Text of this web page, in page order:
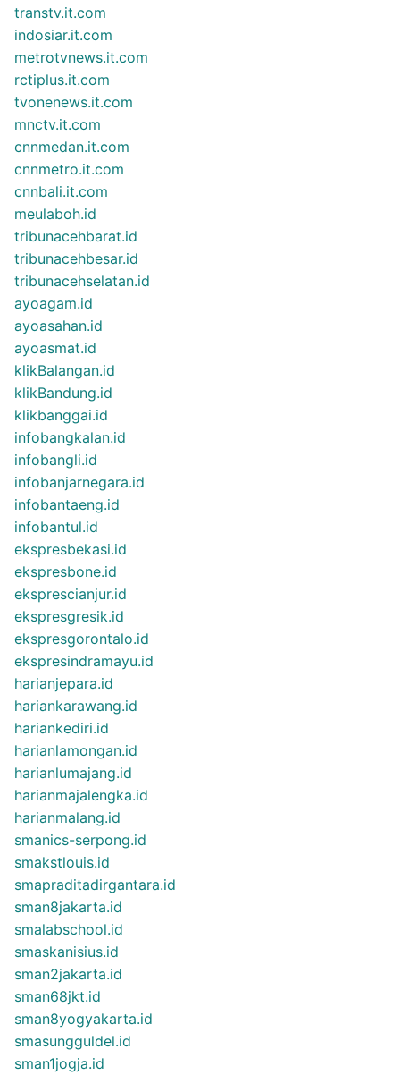
transtv.it.com
indosiar.it.com
metrotvnews.it.com
rctiplus.it.com
tvonenews.it.com
mnctv.it.com
cnnmedan.it.com
cnnmetro.it.com
cnnbali.it.com
meulaboh.id
tribunacehbarat.id
tribunacehbesar.id
tribunacehselatan.id
ayoagam.id
ayoasahan.id
ayoasmat.id
klikBalangan.id
klikBandung.id
klikbanggai.id
infobangkalan.id
infobangli.id
infobanjarnegara.id
infobantaeng.id
infobantul.id
ekspresbekasi.id
ekspresbone.id
eksprescianjur.id
ekspresgresik.id
ekspresgorontalo.id
ekspresindramayu.id
harianjepara.id
hariankarawang.id
hariankediri.id
harianlamongan.id
harianlumajang.id
harianmajalengka.id
harianmalang.id
smanics-serpong.id
smakstlouis.id
smapraditadirgantara.id
sman8jakarta.id
smalabschool.id
smaskanisius.id
sman2jakarta.id
sman68jkt.id
sman8yogyakarta.id
smasungguldel.id
sman1jogja.id